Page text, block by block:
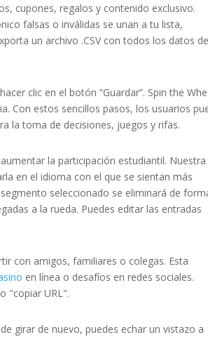
cupones, regalos y contenido exclusivo.
falsas o inválidas se unan a tu lista,
un archivo .CSV con todos los datos
clic en el botón “Guardar”. Spin the
Con estos sencillos pasos, los usuarios
la toma de decisiones, juegos y rifas.
la participación estudiantil. Nuestra
en el idioma con el que se sientan más
seleccionado se eliminará de
a la rueda. Puedes editar las entradas
con amigos, familiares o colegas. Esta
en línea o desafíos en redes sociales.
"copiar URL".
girar de nuevo, puedes echar un vistazo a